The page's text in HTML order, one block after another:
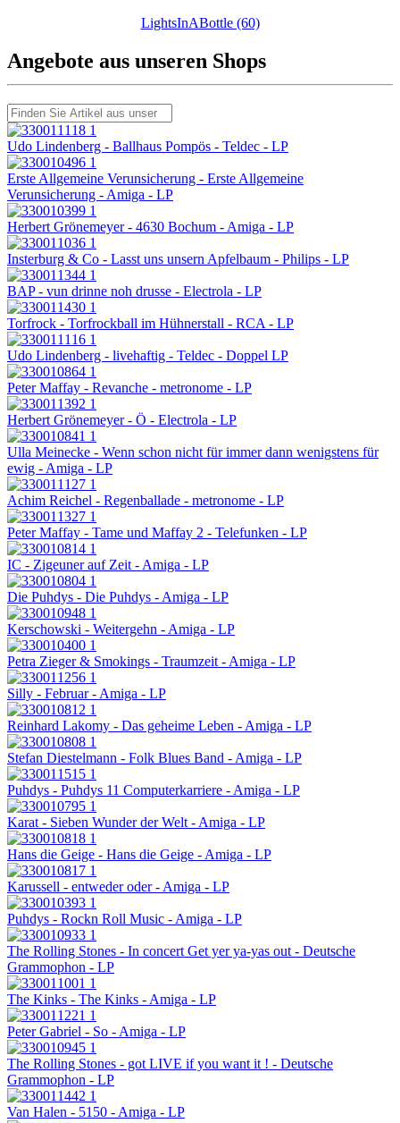
LightsInABottle (60)
Angebote aus unseren Shops
Udo Lindenberg - Ballhaus Pompös - Teldec - LP
Erste Allgemeine Verunsicherung - Erste Allgemeine
Verunsicherung - Amiga - LP
Herbert Grönemeyer - 4630 Bochum - Amiga - LP
Insterburg & Co - Lasst uns unsern Apfelbaum - Philips - LP
BAP - vun drinne noh drusse - Electrola - LP
Torfrock - Torfrockball im Hühnerstall - RCA - LP
Udo Lindenberg - livehaftig - Teldec - Doppel LP
Peter Maffay - Revanche - metronome - LP
Herbert Grönemeyer - Ö - Electrola - LP
Ulla Meinecke - Wenn schon nicht für immer dann wenigstens für
ewig - Amiga - LP
Achim Reichel - Regenballade - metronome - LP
Peter Maffay - Tame und Maffay 2 - Telefunken - LP
IC - Zigeuner auf Zeit - Amiga - LP
Die Puhdys - Die Puhdys - Amiga - LP
Kerschowski - Weitergehn - Amiga - LP
Petra Zieger & Smokings - Traumzeit - Amiga - LP
Silly - Februar - Amiga - LP
Reinhard Lakomy - Das geheime Leben - Amiga - LP
Stefan Diestelmann - Folk Blues Band - Amiga - LP
Puhdys - Puhdys 11 Computerkarriere - Amiga - LP
Karat - Sieben Wunder der Welt - Amiga - LP
Hans die Geige - Hans die Geige - Amiga - LP
Karussell - entweder oder - Amiga - LP
Puhdys - Rockn Roll Music - Amiga - LP
The Rolling Stones - In concert Get yer ya-yas out - Deutsche
Grammophon - LP
The Kinks - The Kinks - Amiga - LP
Peter Gabriel - So - Amiga - LP
The Rolling Stones - got LIVE if you want it ! - Deutsche
Grammophon - LP
Van Halen - 5150 - Amiga - LP